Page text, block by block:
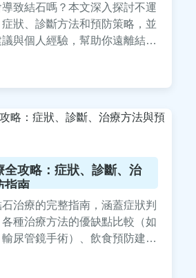
致結石嗎？本文深入探討不運
狀、診斷方法和預防策略，並
與個人經驗，幫助你遠離結石
全攻略：症狀、診斷、治
指南
治療的完整指南，涵蓋症狀判
種治療方法的優缺點比較（如
尿管鏡手術）、飲食預防建
關鍵知識，減少復發風險。